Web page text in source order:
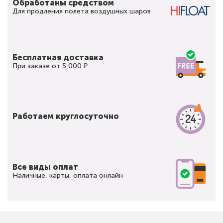
Обработаны средством
Для продления полета воздушных шаров
Бесплатная доставка
При заказе от 5 000 ₽
Работаем круглосуточно
Все виды оплат
Наличные, карты, оплата онлайн